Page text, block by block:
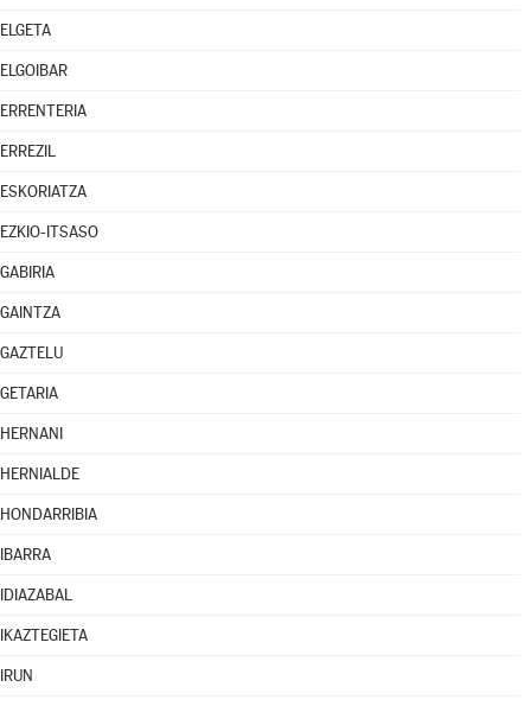
ELGETA
ELGOIBAR
ERRENTERIA
ERREZIL
ESKORIATZA
EZKIO-ITSASO
GABIRIA
GAINTZA
GAZTELU
GETARIA
HERNANI
HERNIALDE
HONDARRIBIA
IBARRA
IDIAZABAL
IKAZTEGIETA
IRUN